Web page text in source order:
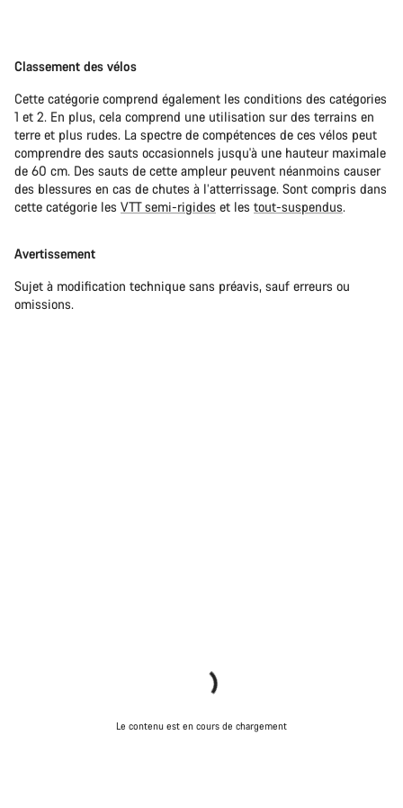
Classement des vélos
Cette catégorie comprend également les conditions des catégories
1 et 2. En plus, cela comprend une utilisation sur des terrains en
terre et plus rudes. La spectre de compétences de ces vélos peut
comprendre des sauts occasionnels jusqu'à une hauteur maximale
de 60 cm. Des sauts de cette ampleur peuvent néanmoins causer
des blessures en cas de chutes à l’atterrissage. Sont compris dans
cette catégorie les VTT semi-rigides et les tout-suspendus.
Avertissement
Sujet à modification technique sans préavis, sauf erreurs ou
omissions.
Le contenu est en cours de chargement